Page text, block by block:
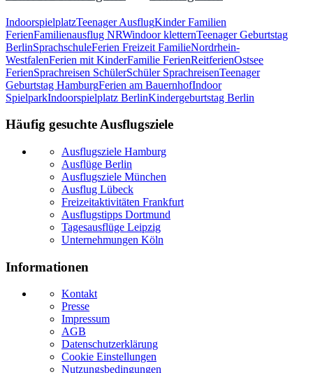
IndoorspielplatzTeenager AusflugKinder Familien
FerienFamilienausflug NRWindoor kletternTeenager Geburtstag
BerlinSprachschuleFerien Freizeit FamilieNordrhein-
WestfalenFerien mit KinderFamilie FerienReitferienOstsee
FerienSprachreisen SchülerSchüler SprachreisenTeenager
Geburtstag HamburgFerien am BauernhofIndoor
SpielparkIndoorspielplatz BerlinKindergeburtstag Berlin
Häufig gesuchte Ausflugsziele
Ausflugsziele Hamburg
Ausflüge Berlin
Ausflugsziele München
Ausflug Lübeck
Freizeitaktivitäten Frankfurt
Ausflugstipps Dortmund
Tagesausflüge Leipzig
Unternehmungen Köln
Informationen
Kontakt
Presse
Impressum
AGB
Datenschutzerklärung
Cookie Einstellungen
Nutzungsbedingungen